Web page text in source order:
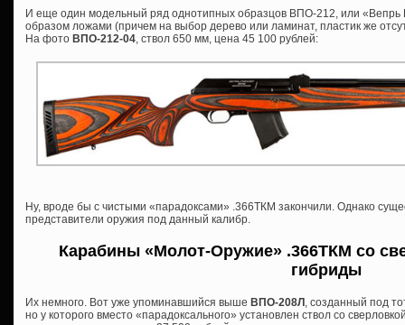
И еще один модельный ряд однотипных образцов ВПО-212, или
образом ложами (причем на выбор дерево или ламинат, пластик же
На фото ВПО-212-04, ствол 650 мм, цена 45 100 рублей:
Ну, вроде бы с чистыми «парадоксами» .366ТКМ закончили. Однако
представители оружия под данный калибр.
Карабины «Молот-Оружие» .366ТКМ со
гибриды
Их немного. Вот уже упоминавшийся выше ВПО-208Л , созданный под
но у которого вместо «парадоксального» установлен ствол со